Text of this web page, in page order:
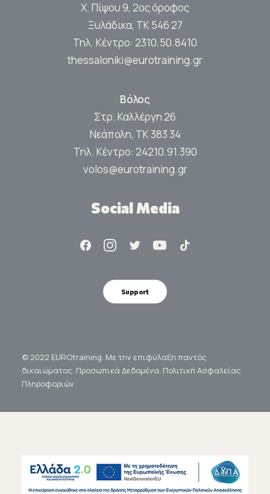
Χ. Πίψου 9, 2ος όροφος
Ξυλάδικα, ΤΚ 546 27
Τηλ. Κέντρο: 2310.50.8410
thessaloniki@eurotraining.gr
Βόλος
Στρ. Καλλέργη 26
Νεάπολη, ΤΚ 383 34
Τηλ. Κέντρο: 24210.91.390
volos@eurotraining.gr
Social Media
Support
© 2022 EUROtraining. Με την επιφύλαξη παντός
δικαιώματος. Προσωπικά Δεδομένα. Πολιτική Ασφαλείας
Πληροφοριών.